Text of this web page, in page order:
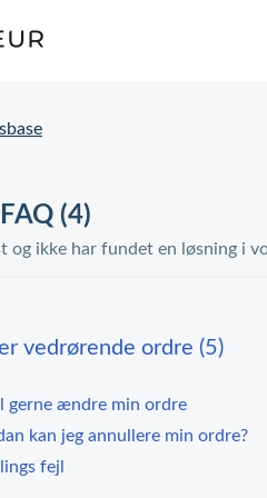
(4)
og ikke har fundet en løsning i
vedrørende ordre (5)
gerne ændre min ordre
kan jeg annullere min ordre?
fejl